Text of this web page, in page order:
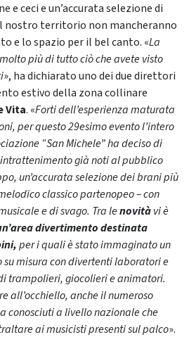
e ceci e un’accurata selezione di
nostro territorio non mancheranno
e lo spazio per il bel canto. «La
più di tutto ciò che avete visto
», ha dichiarato uno dei due direttori
estivo della zona collinare
Vita. «Forti dell’esperienza maturata
per questo 29esimo evento l’intero
“San Michele” ha deciso di
già noti al pubblico
un’accurata selezione dei brani più
classico partenopeo – con
e di svago. Tra lenovitàvi è
divertimento destinata
per i quali è stato immaginato un
misura con divertenti laboratori e
trampolieri, giocolieri e animatori.
all’occhiello, anche il numeroso
conosciuti a livello nazionale che
ai musicisti presenti sul palco».